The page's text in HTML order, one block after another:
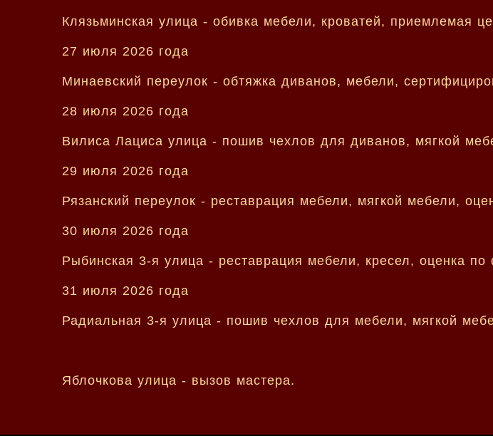
Клязьминская улица - обивка мебели, кроватей, приемлемая
27 июля 2026 года
Минаевский переулок - обтяжка диванов, мебели,
28 июля 2026 года
Вилиса Лациса улица - пошив чехлов для диванов, мягкой
29 июля 2026 года
Рязанский переулок - реставрация мебели, мягкой мебели,
30 июля 2026 года
Рыбинская 3-я улица - реставрация мебели, кресел, оценка по
31 июля 2026 года
Радиальная 3-я улица - пошив чехлов для мебели, мягкой
Яблочкова улица - вызов мастера.